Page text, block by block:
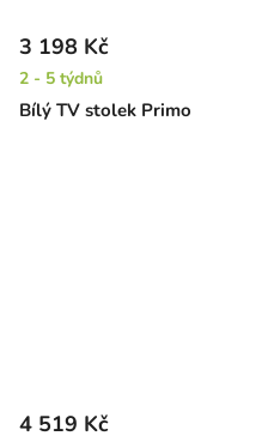
Bílý TV stolek Primo
3 198 Kč
2 - 5 týdnů
4 519 Kč